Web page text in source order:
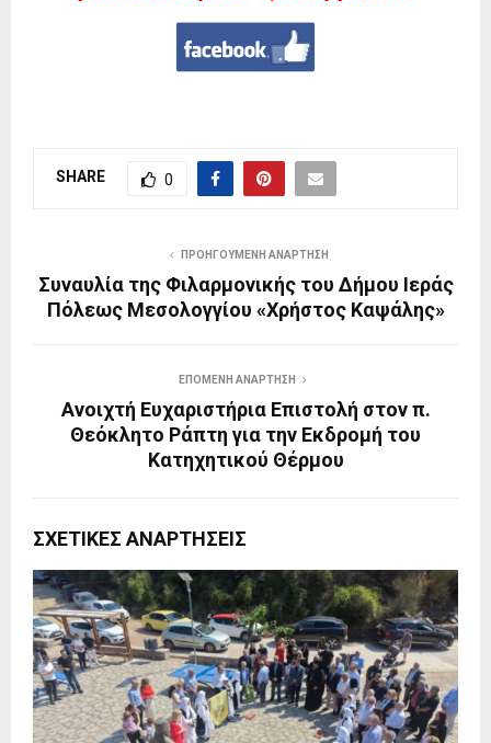
SHARE 0
ΠΡΟΗΓΟΎΜΕΝΗ ΑΝΆΡΤΗΣΗ
Συναυλία της Φιλαρμονικής του Δήμου Ιεράς
Πόλεως Μεσολογγίου «Χρήστος Καψάλης»
ΕΠΌΜΕΝΗ ΑΝΆΡΤΗΣΗ
Ανοιχτή Ευχαριστήρια Επιστολή στον π.
Θεόκλητο Ράπτη για την Εκδρομή του
Κατηχητικού Θέρμου
ΣΧΕΤΙΚΈΣ ΑΝΑΡΤΉΣΕΙΣ